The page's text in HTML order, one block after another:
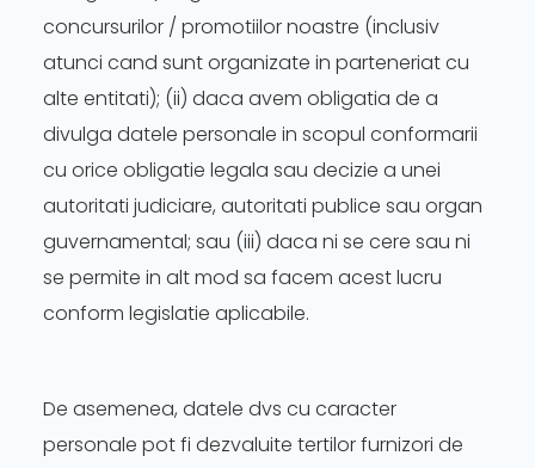
concursurilor / promotiilor noastre (inclusiv
atunci cand sunt organizate in parteneriat cu
alte entitati); (ii) daca avem obligatia de a
divulga datele personale in scopul conformarii
cu orice obligatie legala sau decizie a unei
autoritati judiciare, autoritati publice sau organ
guvernamental; sau (iii) daca ni se cere sau ni
se permite in alt mod sa facem acest lucru
conform legislatie aplicabile.
De asemenea, datele dvs cu caracter
personale pot fi dezvaluite tertilor furnizori de